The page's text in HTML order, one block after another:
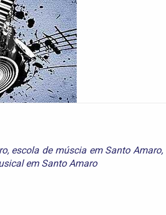
, escola de múscia em Santo Amaro,
em Santo Amaro